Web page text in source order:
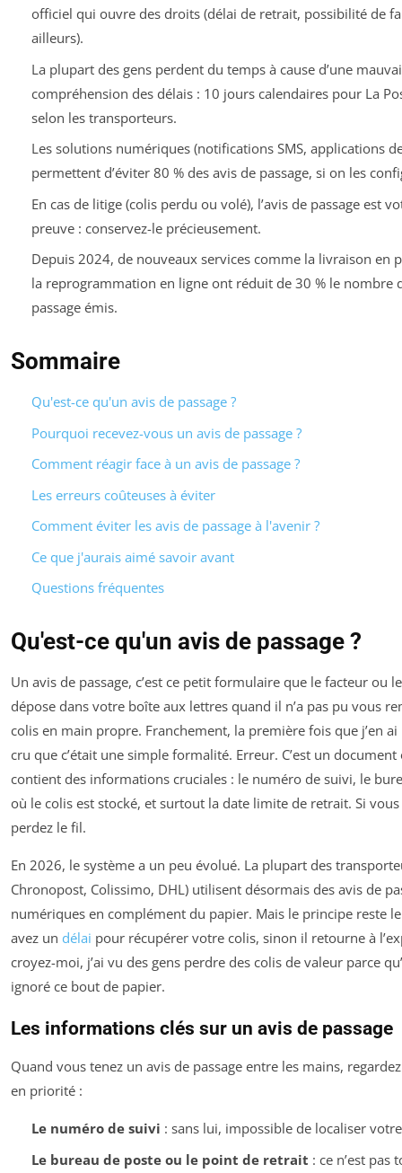
officiel qui ouvre des droits (délai de retrait, possibilité de
ailleurs).
La plupart des gens perdent du temps à cause d’une
compréhension des délais : 10 jours calendaires pour La
selon les transporteurs.
Les solutions numériques (notifications SMS, applications
permettent d’éviter 80 % des avis de passage, si on les
En cas de litige (colis perdu ou volé), l’avis de passage est
preuve : conservez-le précieusement.
Depuis 2024, de nouveaux services comme la livraison en
la reprogrammation en ligne ont réduit de 30 % le nombre
passage émis.
Sommaire
Qu'est-ce qu'un avis de passage ?
Pourquoi recevez-vous un avis de passage ?
Comment réagir face à un avis de passage ?
Les erreurs coûteuses à éviter
Comment éviter les avis de passage à l'avenir ?
Ce que j'aurais aimé savoir avant
Questions fréquentes
Qu'est-ce qu'un avis de passage ?
Un avis de passage, c’est ce petit formulaire que le facteur ou
dépose dans votre boîte aux lettres quand il n’a pas pu vous
colis en main propre. Franchement, la première fois que j’en ai
cru que c’était une simple formalité. Erreur. C’est un
contient des informations cruciales : le numéro de suivi, le
où le colis est stocké, et surtout la date limite de retrait. Si
perdez le fil.
En 2026, le système a un peu évolué. La plupart des
Chronopost, Colissimo, DHL) utilisent désormais des avis de
numériques en complément du papier. Mais le principe reste
avez un délai pour récupérer votre colis, sinon il retourne à
croyez-moi, j’ai vu des gens perdre des colis de valeur parce
ignoré ce bout de papier.
Les informations clés sur un avis de passage
Quand vous tenez un avis de passage entre les mains,
en priorité :
Le numéro de suivi : sans lui, impossible de localiser
Le bureau de poste ou le point de retrait : ce n’est pas